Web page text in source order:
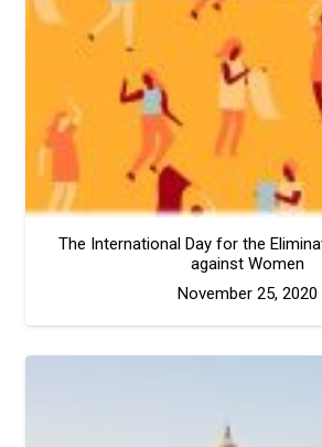
The International Day for the
against Women
November 25, 2020